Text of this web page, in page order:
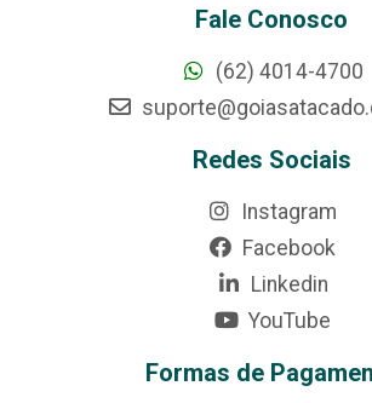
Fale Conosco
(62) 4014-4700
Redes Sociais
Instagram
Facebook
Linkedin
YouTube
Formas de